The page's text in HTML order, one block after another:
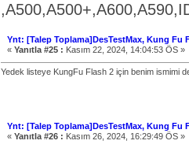
Ynt: [Talep Toplama]DesTestMax, Kung Fu
« Yanıtla #25 : Kasım 22, 2024, 14:04:53 ÖS »
Yedek listeye KungFu Flash 2 için benim ismimi
Ynt: [Talep Toplama]DesTestMax, Kung Fu
« Yanıtla #26 : Kasım 26, 2024, 16:29:49 ÖS »